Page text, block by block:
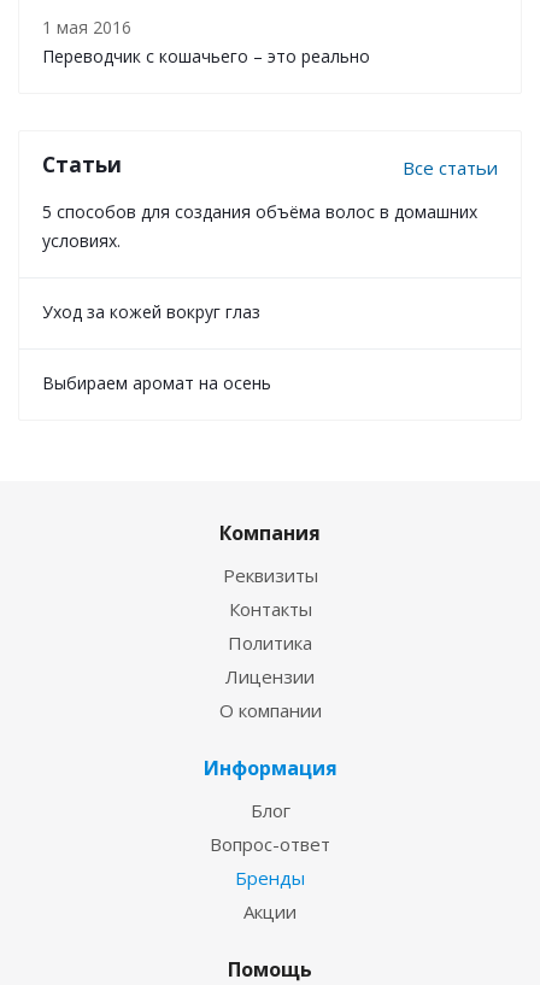
1 мая 2016
Переводчик с кошачьего – это реально
Статьи Все статьи
5 способов для создания объёма волос в домашних
условиях.
Уход за кожей вокруг глаз
Выбираем аромат на осень
Компания
Реквизиты
Контакты
Политика
Лицензии
О компании
Информация
Блог
Вопрос-ответ
Бренды
Акции
Помощь